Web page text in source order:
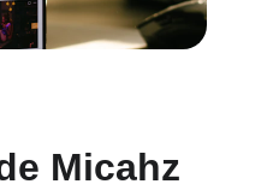
Micahz